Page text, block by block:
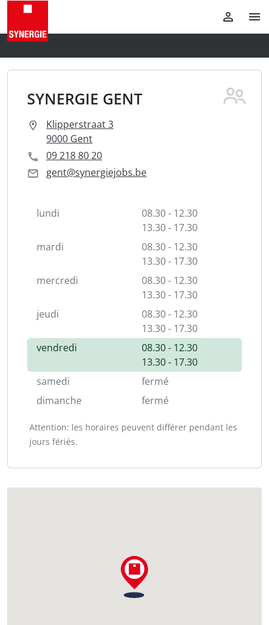
SYNERGIE GENT
Klipperstraat 3
9000 Gent
09 218 80 20
gent@synergiejobs.be
lundi
08.30 - 12.30
13.30 - 17.30
mardi
08.30 - 12.30
13.30 - 17.30
mercredi
08.30 - 12.30
13.30 - 17.30
jeudi
08.30 - 12.30
13.30 - 17.30
vendredi
08.30 - 12.30
13.30 - 17.30
samedi
fermé
dimanche
fermé
Attention: les horaires peuvent différer pendant les
jours fériés.